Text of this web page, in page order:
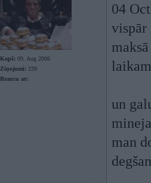
Kopš: 09. Aug 2006
Ziņojumi: 239
Braucu ar:
04
vispār
un
man